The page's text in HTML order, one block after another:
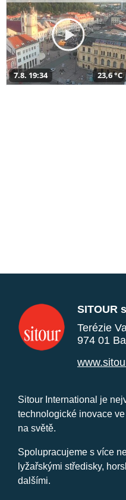
7.8. 19:34 23,6 °C
SITOUR
Terézie
974 01
Sitour International je
technologické inovace
na světě.
Spolupracujeme s více
lyžařskými středisky,
dalšími.